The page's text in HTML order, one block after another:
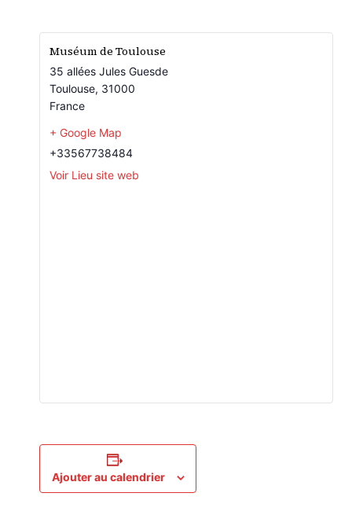
Muséum de Toulouse
35 allées Jules Guesde
Toulouse, 31000
France
+ Google Map
+33567738484
Voir Lieu site web
Ajouter au calendrier